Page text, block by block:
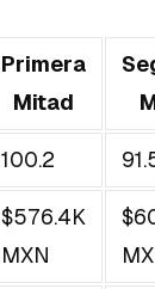
Primera
Mitad
100.2
$576.4K
MXN